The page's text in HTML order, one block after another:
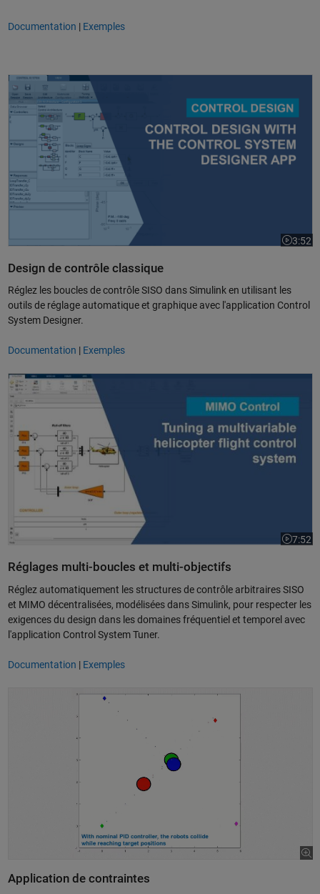
Documentation | Exemples
Design d'un système de contrôle avec l'application Control System
3:52
La
Design de contrôle classique
Réglez les boucles de contrôle SISO dans Simulink en utilisant les
outils de réglage automatique et graphique avec l'application Control
System Designer.
Documentation | Exemples
Réglage automatique d'un système de contrôle de vol d'un hélicoptère
7:52
La
Réglages multi-boucles et multi-objectifs
Réglez automatiquement les structures de contrôle arbitraires SISO
et MIMO décentralisées, modélisées dans Simulink, pour respecter les
exigences du design dans les domaines fréquentiel et temporel avec
l'application Control System Tuner.
Documentation | Exemples
Application de contraintes